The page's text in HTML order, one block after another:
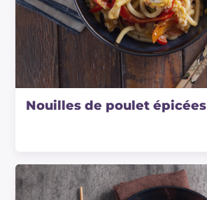
Nouilles de poulet épicées